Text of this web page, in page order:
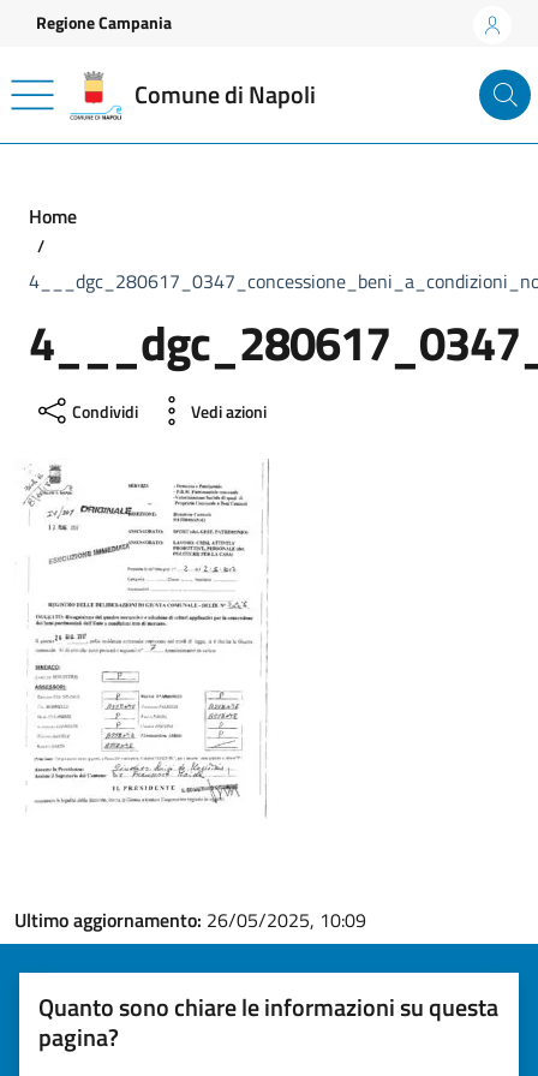
Vai ai contenuti
Vai al footer
Regione Campania
Comune di Napoli
Home
Condividi Vedi azioni
Ultimo aggiornamento: 26/05/2025, 10:09
Quanto sono chiare le informazioni su questa
pagina?